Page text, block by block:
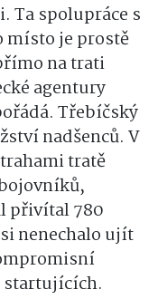
Ta spolupráce s
místo je prostě
na trati
agentury
Třebíčský
nadšenců. V
tratě
přivítal 780
nenechalo ujít
startujících.